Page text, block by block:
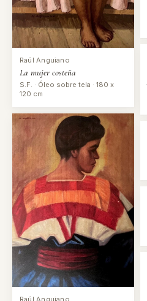
Raúl Anguiano
La mujer costeña
S.F. · Óleo sobre tela · 180 x
120 cm